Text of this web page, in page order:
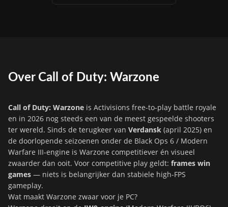
Over Call of Duty: Warzone
Call of Duty: Warzone is Activisions free-to-play battle royale
en in 2026 nog steeds een van de meest gespeelde shooters
ter wereld. Sinds de terugkeer van Verdansk (april 2025) en
de doorlopende seizoenen onder de Black Ops 6 / Modern
Warfare III-engine is Warzone competitiever én visueel
zwaarder dan ooit. Voor competitive play geldt: frames win
games — niets is belangrijker dan stabiele high-FPS
gameplay.
Wat maakt Warzone zwaar voor je PC?